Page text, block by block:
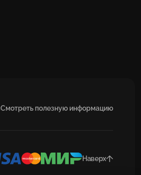
Смотреть полезную информацию
Наверх